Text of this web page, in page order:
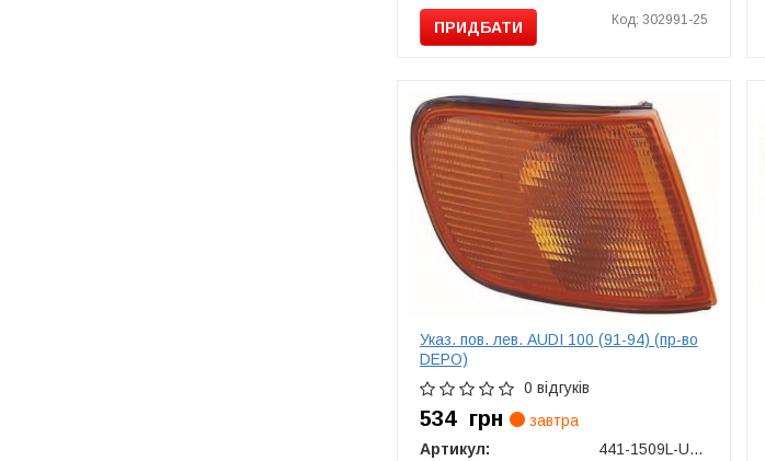
ПРИДБАТИ Код: 302991-25
Указ. пов. лев. AUDI 100 (91-94) (пр-во
DEPO)
0 відгуків
534 грн
завтра
Артикул:
441-1509L-UE-Y